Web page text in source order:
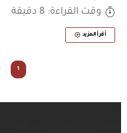
وقت القراءة: 8 دقيقة
أقرأ المزيد